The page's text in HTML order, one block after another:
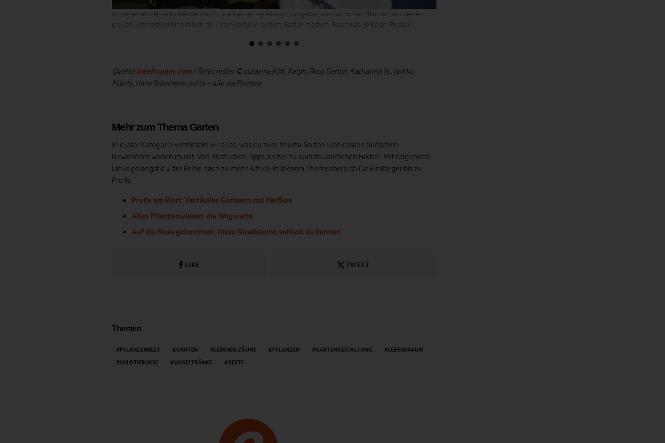
Schon ein einzelner blühender Baum, wie hier der Apfelbaum, umgeben von nützlichen Pflanzen kann einen
großen Unterschied hinsichtlich der Artenvielfalt in deinem Garten machen. Fotocredit: © Ralph/Pixabay
Quelle:treehugger.com/ Fotocredits: © susanne906, Ralph, Reto Gerber, Katharina N., Jarkko
Mänty, Hans Braxmeier, Julita – alle via Pixabay
Mehr zum Thema Garten
In dieser Kategorie vermitteln wir alles, was du zum Thema Garten und dessen tierischen
Bewohnern wissen musst. Von nützlichen Tipps bis hin zu aufschlussreichen Fakten. Mit folgenden
Links gelangst du der Reihe nach zu mehr Artikel in diesem Themenbereich für Einsteiger bis zu
Profis.
Profis am Wort: Vertikales Gärtnern mit HerBios
Altes Pflanzenwissen: die Wegwarte
Auf die Nuss gekommen: Diese Nussbäume solltest du kennen
LIKE TWEET
Themen
PFLANZENBEET GARTEN LEBENDE ZÄUNE PFLANZEN GARTENGESTALTUNG
LEBENSRAUM
WILDTIEROASE
VOGELTRÄNKE BEETE